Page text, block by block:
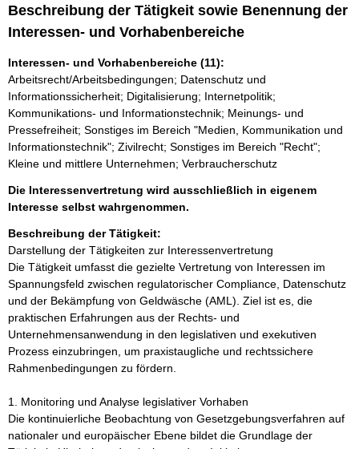
Beschreibung der Tätigkeit sowie Benennung der
Interessen- und Vorhabenbereiche
Interessen- und Vorhabenbereiche (11):
Arbeitsrecht/Arbeitsbedingungen; Datenschutz und
Informationssicherheit; Digitalisierung; Internetpolitik;
Kommunikations- und Informationstechnik; Meinungs- und
Pressefreiheit; Sonstiges im Bereich "Medien, Kommunikation und
Informationstechnik"; Zivilrecht; Sonstiges im Bereich "Recht";
Kleine und mittlere Unternehmen; Verbraucherschutz
Die Interessenvertretung wird ausschließlich in eigenem
Interesse selbst wahrgenommen.
Beschreibung der Tätigkeit:
Darstellung der Tätigkeiten zur Interessenvertretung
Die Tätigkeit umfasst die gezielte Vertretung von Interessen im
Spannungsfeld zwischen regulatorischer Compliance, Datenschutz
und der Bekämpfung von Geldwäsche (AML). Ziel ist es, die
praktischen Erfahrungen aus der Rechts- und
Unternehmensanwendung in den legislativen und exekutiven
Prozess einzubringen, um praxistaugliche und rechtssichere
Rahmenbedingungen zu fördern.
1. Monitoring und Analyse legislativer Vorhaben
Die kontinuierliche Beobachtung von Gesetzgebungsverfahren auf
nationaler und europäischer Ebene bildet die Grundlage der